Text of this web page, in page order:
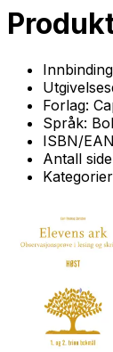
Forlag:
Språk:
ISBN/
Antall